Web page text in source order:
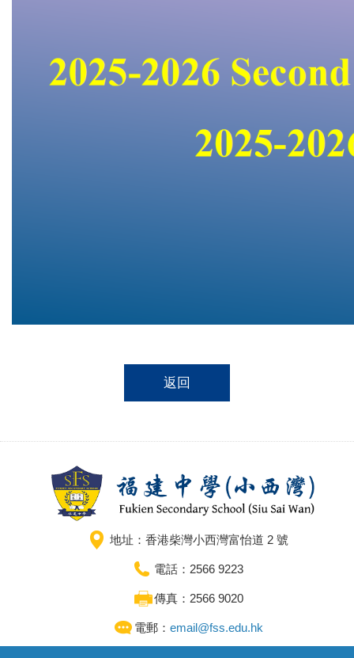
返回
地址：香港柴灣小西灣富怡道 2 號
電話：2566 9223
傳真：2566 9020
電郵： email@fss.edu.hk